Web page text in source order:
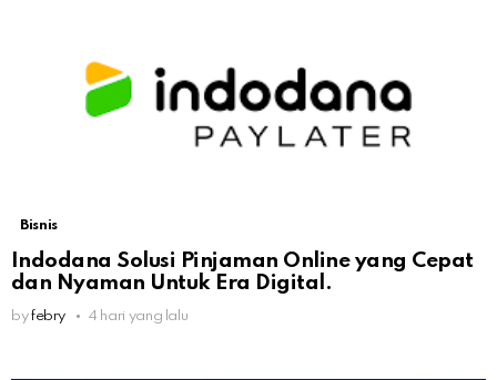
Bisnis
Indodana Solusi Pinjaman Online yang Cepat
dan Nyaman Untuk Era Digital.
by febry 4 hari yang lalu